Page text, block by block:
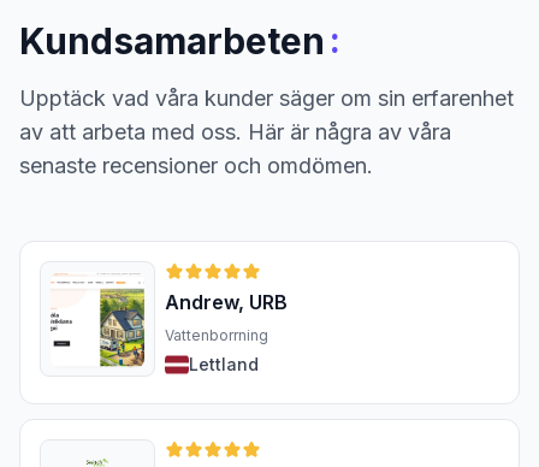
Kundsamarbeten :
Upptäck vad våra kunder säger om sin erfarenhet
av att arbeta med oss. Här är några av våra
senaste recensioner och omdömen.
Andrew, URB
Vattenborrning
Lettland